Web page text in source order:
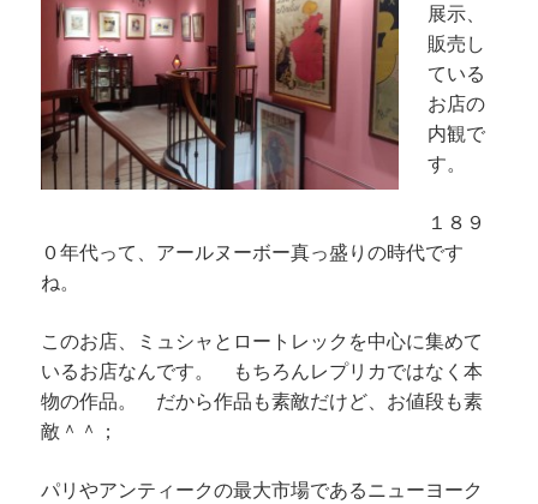
展示、
販売し
ている
お店の
内観で
す。
１８９
０年代って、アールヌーボー真っ盛りの時代です
ね。
このお店、ミュシャとロートレックを中心に集めて
いるお店なんです。 もちろんレプリカではなく本
物の作品。 だから作品も素敵だけど、お値段も素
敵＾＾；
パリやアンティークの最大市場であるニューヨーク